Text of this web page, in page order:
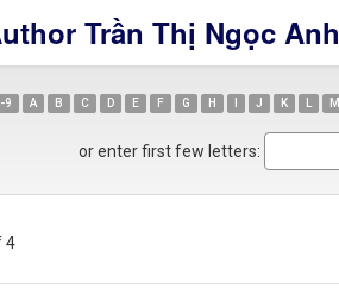
Trần Thị Ngọc Anh
9 A B C D E F G H J K M
or enter first few letters:
4